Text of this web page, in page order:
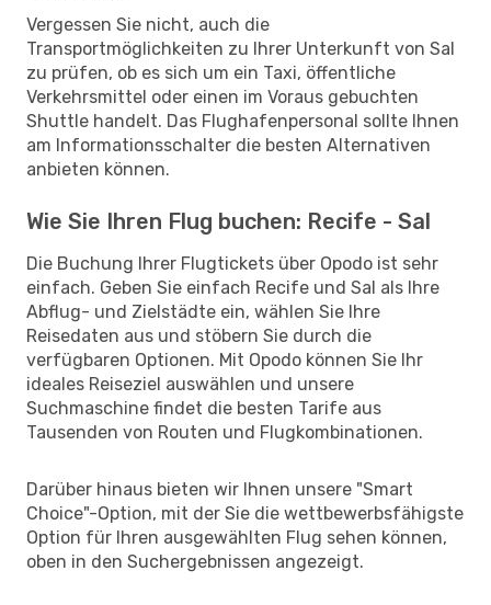
Vergessen Sie nicht, auch die
Transportmöglichkeiten zu Ihrer Unterkunft von Sal
zu prüfen, ob es sich um ein Taxi, öffentliche
Verkehrsmittel oder einen im Voraus gebuchten
Shuttle handelt. Das Flughafenpersonal sollte Ihnen
am Informationsschalter die besten Alternativen
anbieten können.
Wie Sie Ihren Flug buchen: Recife - Sal
Die Buchung Ihrer Flugtickets über Opodo ist sehr
einfach. Geben Sie einfach Recife und Sal als Ihre
Abflug- und Zielstädte ein, wählen Sie Ihre
Reisedaten aus und stöbern Sie durch die
verfügbaren Optionen. Mit Opodo können Sie Ihr
ideales Reiseziel auswählen und unsere
Suchmaschine findet die besten Tarife aus
Tausenden von Routen und Flugkombinationen.
Darüber hinaus bieten wir Ihnen unsere "Smart
Choice"-Option, mit der Sie die wettbewerbsfähigste
Option für Ihren ausgewählten Flug sehen können,
oben in den Suchergebnissen angezeigt.